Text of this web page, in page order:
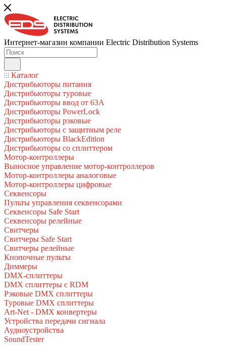
Интернет-магазин компании Electric Distribution Systems
Каталог
Дистрибьюторы питания
Дистрибьюторы туровые
Дистрибьюторы ввод от 63A
Дистрибьюторы PowerLock
Дистрибьюторы рэковые
Дистрибьюторы с защитным реле
Дистрибьюторы BlackEdition
Дистрибьюторы со сплиттером
Мотор-контроллеры
Выносное управление мотор-контроллеров
Мотор-контроллеры аналоговые
Мотор-контроллеры цифровые
Секвенсоры
Пульты управления секвенсорами
Секвенсоры Safe Start
Секвенсоры релейные
Свитчеры
Свитчеры Safe Start
Свитчеры релейные
Кнопочные пульты
Диммеры
DMX-сплиттеры
DMX сплиттеры с RDM
Рэковые DMX сплиттеры
Туровые DMX сплиттеры
Art-Net - DMX конвертеры
Устройства передачи сигнала
Аудиоустройства
SoundTester